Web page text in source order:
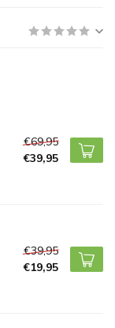
€69,95
€39,95
€39,95
€19,95